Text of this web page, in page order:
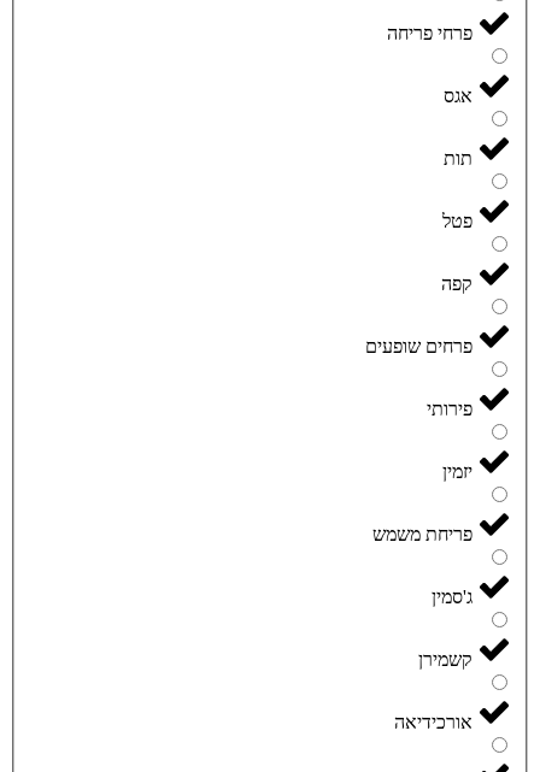
פרחי פריחה
אגס
תות
פטל
קפה
פרחים שופעים
פירותי
יזמין
פריחת משמש
ג'סמין
קשמירן
אורכידיאה